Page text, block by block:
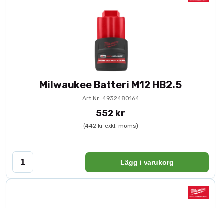
Milwaukee Batteri M12 HB2.5
Art.Nr: 4932480164
552 kr
(442 kr exkl. moms)
Lägg i varukorg